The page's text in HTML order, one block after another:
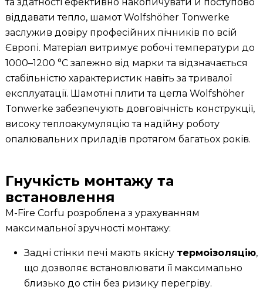
та здатності ефективно накопичувати й поступово
віддавати тепло, шамот Wolfshöher Tonwerke
заслужив довіру професійних пічників по всій
Європі. Матеріал витримує робочі температури до
1000–1200 °C залежно від марки та відзначається
стабільністю характеристик навіть за тривалої
експлуатації. Шамотні плити та цегла Wolfshöher
Tonwerke забезпечують довговічність конструкції,
високу теплоакумуляцію та надійну роботу
опалювальних приладів протягом багатьох років.
Гнучкість монтажу та
встановлення
M-Fire Corfu розроблена з урахуванням
максимальної зручності монтажу:
Задні стінки печі мають якісну термоізоляцію,
що дозволяє встановлювати її максимально
близько до стін без ризику перегріву.